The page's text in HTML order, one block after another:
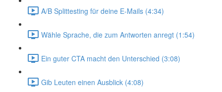
A/B Splittesting für deine E-Mails (4:34)
Wähle Sprache, die zum Antworten anregt (1:54)
Ein guter CTA macht den Unterschied (3:08)
Gib Leuten einen Ausblick (4:08)